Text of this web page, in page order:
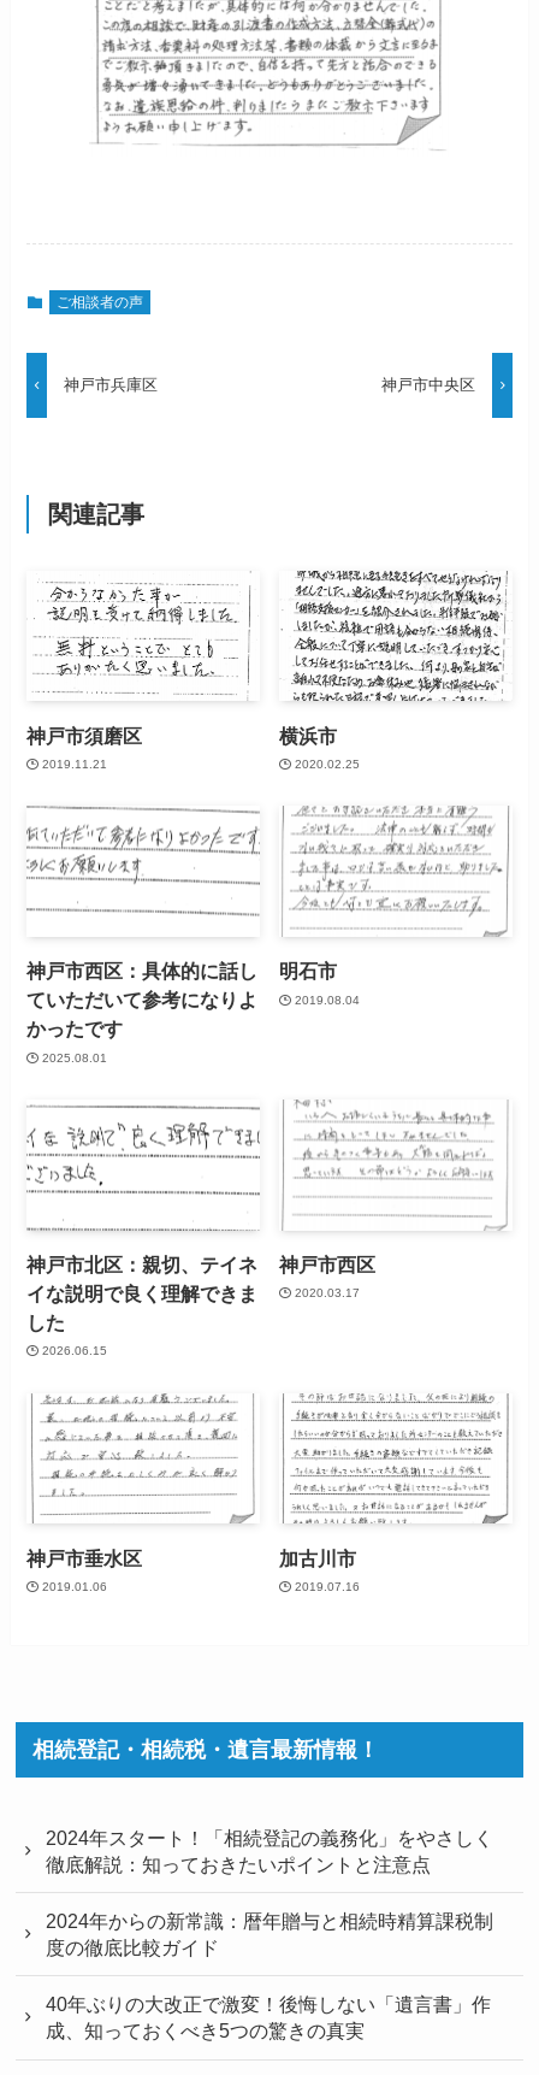
ご相談者の声
神戸市兵庫区 神戸市中央区
関連記事
神戸市須磨区
2019.11.21
横浜市
2020.02.25
神戸市西区：具体的に話し
ていただいて参考になりよ
かったです
2025.08.01
明石市
2019.08.04
神戸市北区：親切、テイネ
イな説明で良く理解できま
した
2026.06.15
神戸市西区
2020.03.17
神戸市垂水区
2019.01.06
加古川市
2019.07.16
相続登記・相続税・遺言最新情報！
2024年スタート！「相続登記の義務化」をやさしく
徹底解説：知っておきたいポイントと注意点
2024年からの新常識：暦年贈与と相続時精算課税制
度の徹底比較ガイド
40年ぶりの大改正で激変！後悔しない「遺言書」作
成、知っておくべき5つの驚きの真実